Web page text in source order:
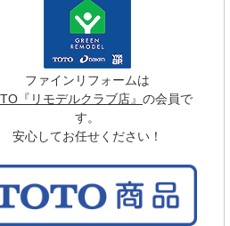
ファインリフォームは
『リモデルクラブ店』 の会員で
す。
安心してお任せください！